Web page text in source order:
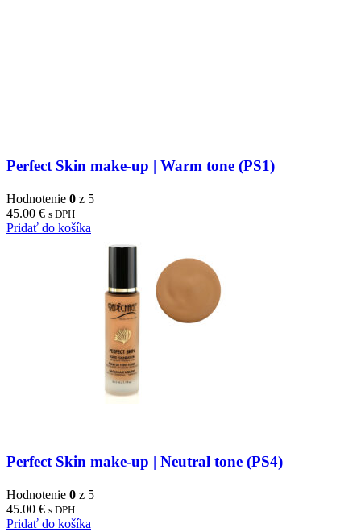
Perfect Skin make-up | Warm tone (PS1)
Hodnotenie 0 z 5
45.00 € s DPH
Pridať do košíka
Perfect Skin make-up | Neutral tone (PS4)
Hodnotenie 0 z 5
45.00 € s DPH
Pridať do košíka